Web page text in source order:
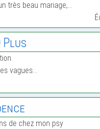
très beau mariage,…
Plus
vagues…
de chez mon psy